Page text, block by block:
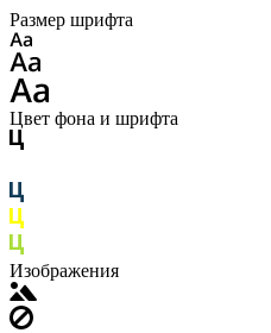
Размер шрифта
Цвет фона и шрифта
Изображения